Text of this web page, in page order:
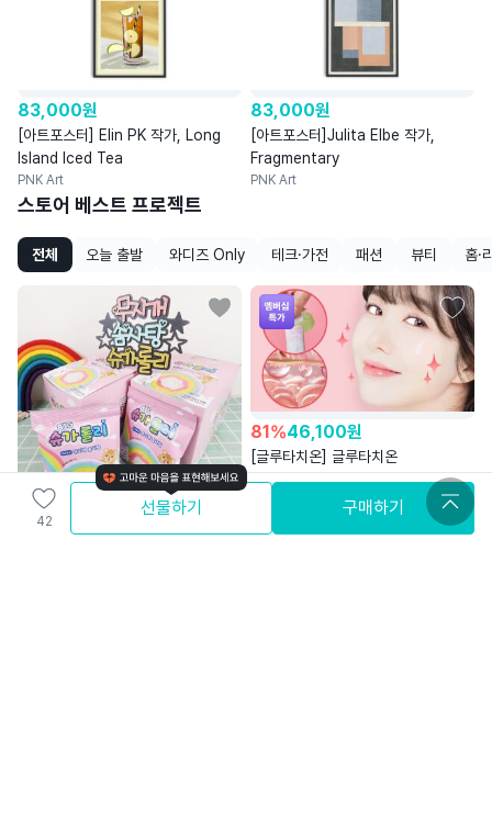
83,000원
[아트포스터] Elin PK 작가, Long
Island Iced Tea
PNK Art
83,000원
[아트포스터]Julita Elbe 작가,
Fragmentary
PNK Art
스토어 베스트 프로젝트
전체 오늘 출발 와디즈 Only 테크·가전 패션 뷰티 홈·
13,000원
81 %46,100원
[글루타치온] 글루타치온
+콜라겐역대급 최대함량
42
선물하기 구매하기